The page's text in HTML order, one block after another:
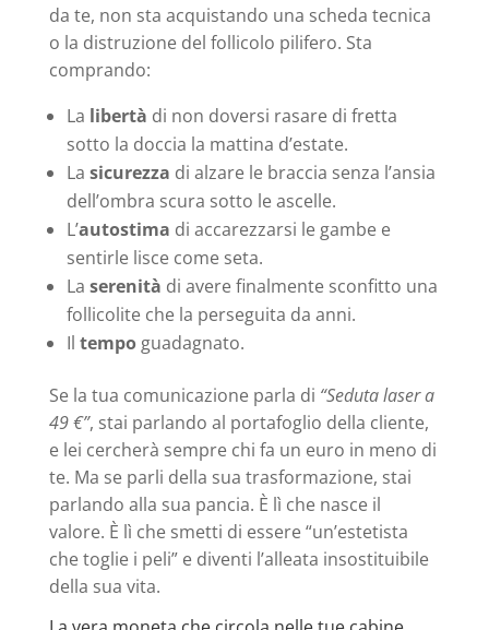
da te, non sta acquistando una scheda tecnica
o la distruzione del follicolo pilifero. Sta
comprando:
La libertà di non doversi rasare di fretta
sotto la doccia la mattina d’estate.
La sicurezza di alzare le braccia senza l’ansia
dell’ombra scura sotto le ascelle.
L’autostima di accarezzarsi le gambe e
sentirle lisce come seta.
La serenità di avere finalmente sconfitto una
follicolite che la perseguita da anni.
Il tempoguadagnato.
Se la tua comunicazione parla di “Seduta laser a
49 €”, stai parlando al portafoglio della cliente,
e lei cercherà sempre chi fa un euro in meno di
te. Ma se parli della sua trasformazione, stai
parlando alla sua pancia. È lì che nasce il
valore. È lì che smetti di essere “un’estetista
che toglie i peli” e diventi l’alleata insostituibile
della sua vita.